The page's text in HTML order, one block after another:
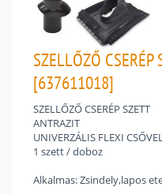
SZELLŐZŐ CSERÉP
[637611018]
SZELLŐZŐ CSERÉP SZETT
ANTRAZIT
UNIVERZÁLIS FLEXI
1 szett / doboz
Alkalmas: Zsindely,lapos